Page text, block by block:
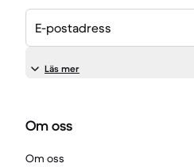
E-postadress
Läs mer
Om oss
Om oss